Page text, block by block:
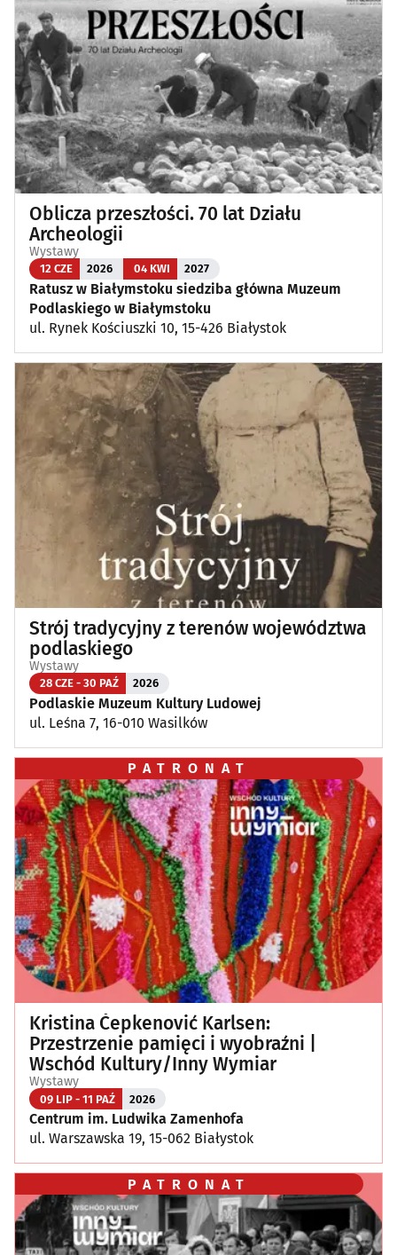
Oblicza przeszłości. 70 lat Działu
Archeologii
Wystawy
12 CZE 2026 04 KWI 2027
Ratusz w Białymstoku siedziba główna Muzeum
Podlaskiego w Białymstoku
ul. Rynek Kościuszki 10, 15-426 Białystok
Strój tradycyjny z terenów województwa
podlaskiego
Wystawy
28 CZE - 30 PAŹ 2026
Podlaskie Muzeum Kultury Ludowej
ul. Leśna 7, 16-010 Wasilków
PATRONAT
Kristina Čepkenović Karlsen:
Przestrzenie pamięci i wyobraźni |
Wschód Kultury/Inny Wymiar
Wystawy
09 LIP - 11 PAŹ 2026
Centrum im. Ludwika Zamenhofa
ul. Warszawska 19, 15-062 Białystok
PATRONAT